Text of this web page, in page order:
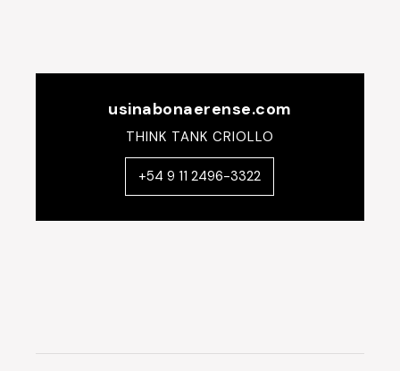
usinabonaerense.com
THINK TANK CRIOLLO
+54 9 11 2496-3322